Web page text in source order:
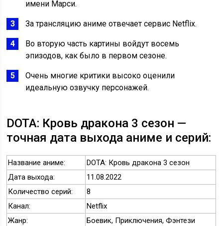
имени Марси.
За трансляцию аниме отвечает сервис Netflix.
Во вторую часть картины войдут восемь
эпизодов, как было в первом сезоне.
Очень многие критики высоко оценили
идеальную озвучку персонажей.
DOTA: Кровь дракона 3 сезон —
точная дата выхода аниме и серий:
Название аниме:
DOTA: Кровь дракона 3 сезон
Дата выхода:
11.08.2022
Количество серий:
8
Канал:
Netflix
Жанр:
Боевик, Приключения, Фэнтези